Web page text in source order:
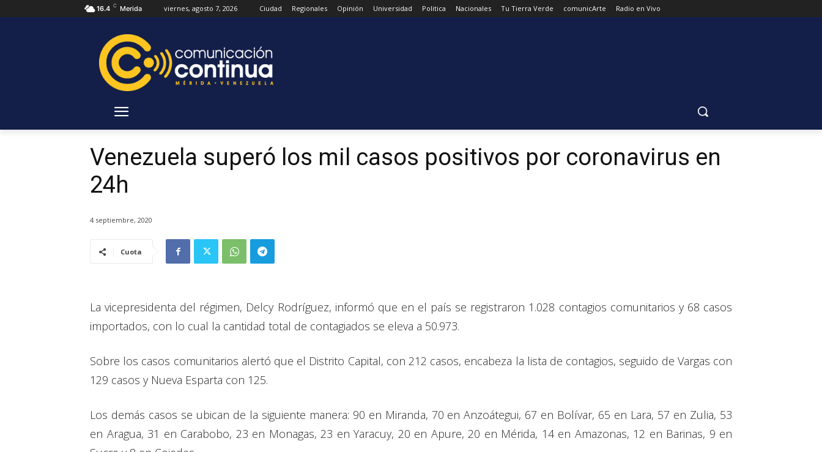
16.4 C Merida viernes, agosto 7, 2026 Ciudad Regionales Opinión Universidad Politica Nacionales Tu Tierra Verde comunicArte Radio en Vivo
Venezuela superó los mil casos positivos por coronavirus en
24h
4 septiembre, 2020
Cuota
La vicepresidenta del régimen, Delcy Rodríguez, informó que en el país se registraron 1.028 contagios comunitarios y 68 casos
importados, con lo cual la cantidad total de contagiados se eleva a 50.973.
Sobre los casos comunitarios alertó que el Distrito Capital, con 212 casos, encabeza la lista de contagios, seguido de Vargas con
129 casos y Nueva Esparta con 125.
Los demás casos se ubican de la siguiente manera: 90 en Miranda, 70 en Anzoátegui, 67 en Bolívar, 65 en Lara, 57 en Zulia, 53
en Aragua, 31 en Carabobo, 23 en Monagas, 23 en Yaracuy, 20 en Apure, 20 en Mérida, 14 en Amazonas, 12 en Barinas, 9 en